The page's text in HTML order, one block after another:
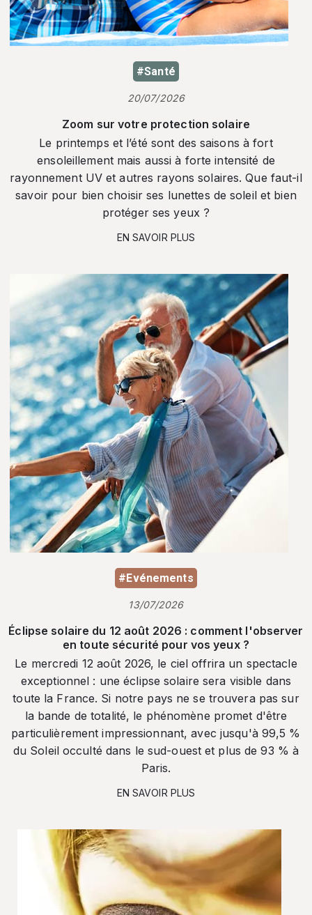
#Santé
20/07/2026
Zoom sur votre protection solaire
Le printemps et l’été sont des saisons à fort
ensoleillement mais aussi à forte intensité de
rayonnement UV et autres rayons solaires. Que faut-il
savoir pour bien choisir ses lunettes de soleil et bien
protéger ses yeux ?
EN SAVOIR PLUS
#Evénements
13/07/2026
Éclipse solaire du 12 août 2026 : comment l'observer
en toute sécurité pour vos yeux ?
Le mercredi 12 août 2026, le ciel offrira un spectacle
exceptionnel : une éclipse solaire sera visible dans
toute la France. Si notre pays ne se trouvera pas sur
la bande de totalité, le phénomène promet d'être
particulièrement impressionnant, avec jusqu'à 99,5 %
du Soleil occulté dans le sud-ouest et plus de 93 % à
Paris.
EN SAVOIR PLUS